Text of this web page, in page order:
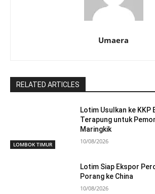
Umaera
RELATED ARTICLES
LOMBOK TIMUR
Lotim Usulkan ke KKP
Terapung untuk
Maringkik
10/08/2026
Lotim Siap Ekspor
Porang ke China
10/08/2026